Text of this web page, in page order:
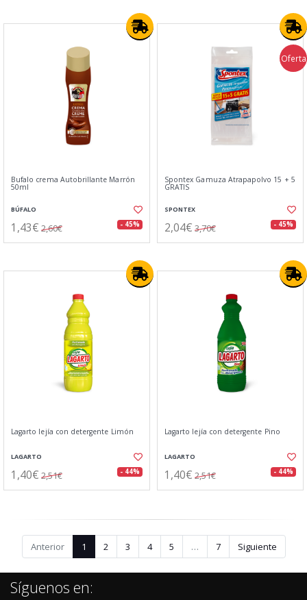
Bufalo crema Autobrillante Marrón
50ml
BÚFALO
1,43€ 2,60€ - 45%
Oferta
Spontex Gamuza Atrapapolvo 15 + 5
GRATIS
SPONTEX
2,04€ 3,70€ - 45%
Lagarto lejía con detergente Limón
LAGARTO
1,40€ 2,51€ - 44%
Lagarto lejía con detergente Pino
LAGARTO
1,40€ 2,51€ - 44%
Anterior 1 2 3 4 5 … 7 Siguiente
Síguenos en: